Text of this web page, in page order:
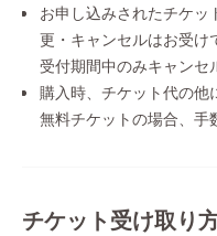
お申し込みされたチケ
更・キャンセルはお受け
受付期間中のみキャンセ
購入時、チケット代の他
無料チケットの場合、手
チケット受け取り